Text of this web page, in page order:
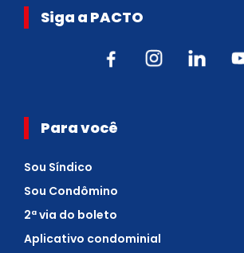
Siga a PACTO
Para você
Sou Síndico
Sou Condômino
2ª via do boleto
Aplicativo condominial